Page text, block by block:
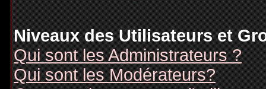
Niveaux des Utilisateurs et
Qui sont les Administrateurs ?
Qui sont les Modérateurs?